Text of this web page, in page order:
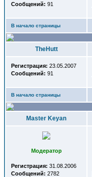
Сообщений: 91
В начало страницы
TheHutt
Регистрация: 23.05.2007
Сообщений: 91
В начало страницы
Master Keyan
Модератор
Регистрация: 31.08.2006
Сообщений: 2782